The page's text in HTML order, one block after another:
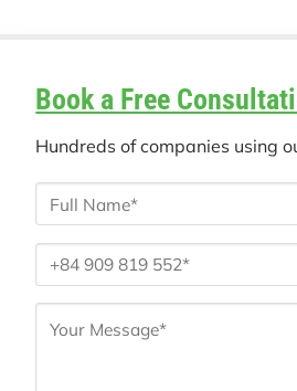
Book a Free
Hundreds of companies using